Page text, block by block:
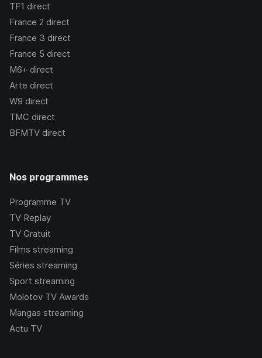
TF1 direct
France 2 direct
France 3 direct
France 5 direct
M6+ direct
Arte direct
W9 direct
TMC direct
BFMTV direct
Nos programmes
Programme TV
TV Replay
TV Gratuit
Films streaming
Séries streaming
Sport streaming
Molotov TV Awards
Mangas streaming
Actu TV